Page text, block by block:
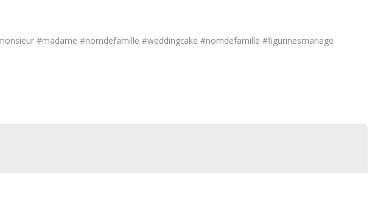
#madame #nomdefamille #weddingcake #nomdefamille #figurinesmariage